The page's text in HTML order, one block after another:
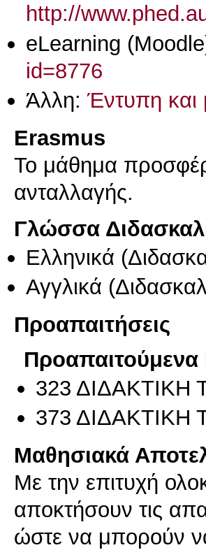
http://
eLearning
id=8776
Άλλη:Έντυπη και
Erasmus
Το μάθημα
ανταλλαγής.
Γλώσσα
Ελληνικά
Αγγλικά
Προαπαιτήσεις
323 ΔΙΔΑΚΤΙΚΗ
373 ΔΙΔΑΚΤΙΚΗ
Μαθησιακά
Με την επιτυχή
αποκτήσουν τις
ώστε να μπορούν